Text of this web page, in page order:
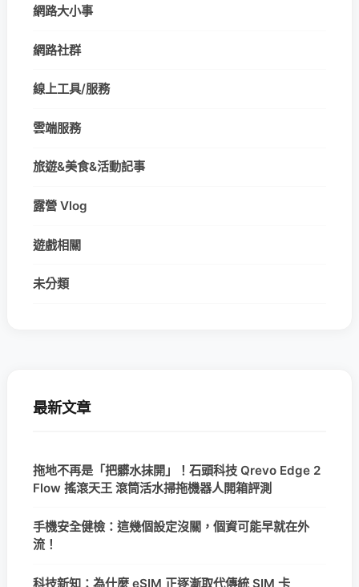
網路大小事
網路社群
線上工具/服務
雲端服務
旅遊&美食&活動記事
露營 Vlog
遊戲相關
未分類
最新文章
拖地不再是「把髒水抹開」！石頭科技 Qrevo Edge 2
Flow 搖滾天王 滾筒活水掃拖機器人開箱評測
手機安全健檢：這幾個設定沒關，個資可能早就在外
流！
科技新知：為什麼 eSIM 正逐漸取代傳統 SIM 卡